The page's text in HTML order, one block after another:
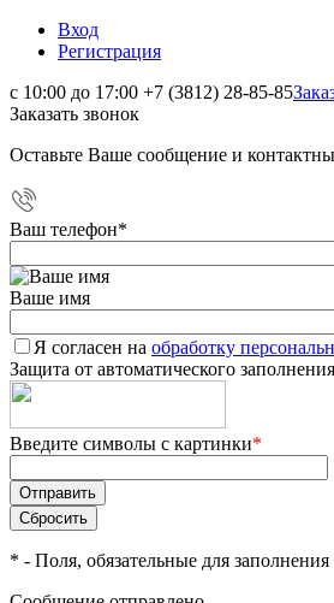
Вход
Регистрация
с 10:00 до 17:00 +7 (3812) 28-85-85
Заказать звонок
Оставьте Ваше сообщение и
Ваш телефон*
Ваше имя
Я согласен на обработку
Защита от автоматического заполнения
Введите символы с картинки*
* - Поля, обязательные для заполнения